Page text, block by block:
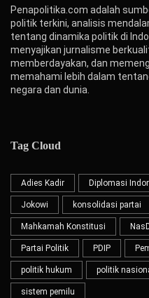
Penapolitika.com adalah
politik terkini, analisis
tentang dinamika politik di
menyajikan jurnalisme
memberdayakan, dan
memahami lebih dalam
negara dan dunia.
Tag Cloud
Adies Kadir Diplomasi
Jokowi konsolidasi partai
Mahkamah Konstitusi
Partai Politik PDIP
politik hukum politik
sistem pemilu